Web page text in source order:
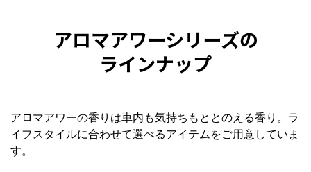
アロマアワーシリーズの
ラインナップ
アロマアワーの香りは車内も気持ちもととのえる香り。ラ
イフスタイルに合わせて選べるアイテムをご用意していま
す。